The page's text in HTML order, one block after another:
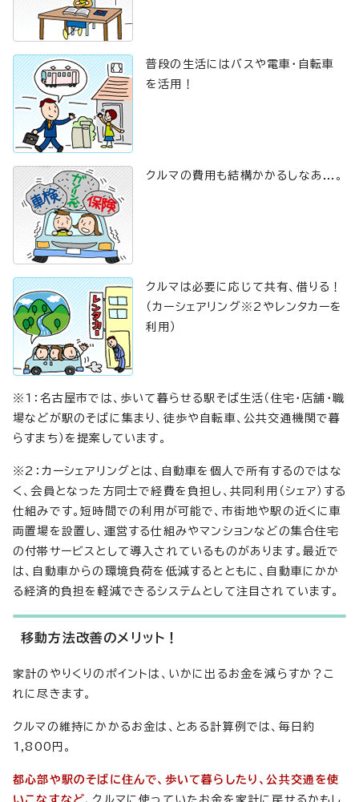
普段の生活にはバスや電車・自転車
を活用！
クルマの費用も結構かかるしなあ...。
クルマは必要に応じて共有、借りる！
（カーシェアリング※2やレンタカーを
利用）
※1：名古屋市では、歩いて暮らせる駅そば生活（住宅・店舗・職
場などが駅のそばに集まり、徒歩や自転車、公共交通機関で暮
らすまち）を提案しています。
※2：カーシェアリングとは、自動車を個人で所有するのではな
く、会員となった方同士で経費を負担し、共同利用（シェア）する
仕組みです。短時間での利用が可能で、市街地や駅の近くに車
両置場を設置し、運営する仕組みやマンションなどの集合住宅
の付帯サービスとして導入されているものがあります。最近で
は、自動車からの環境負荷を低減するとともに、自動車にかか
る経済的負担を軽減できるシステムとして注目されています。
移動方法改善のメリット！
家計のやりくりのポイントは、いかに出るお金を減らすか？こ
れに尽きます。
クルマの維持にかかるお金は、とある計算例では、毎日約
1,800円。
都心部や駅のそばに住んで、歩いて暮らしたり、公共交通を使
いこなすなど、クルマに使っていたお金を家計に戻せるかもし